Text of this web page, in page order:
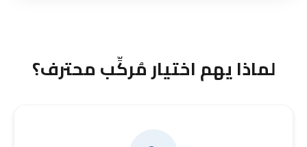
لماذا يهم اختيار مُركِّب محترف؟